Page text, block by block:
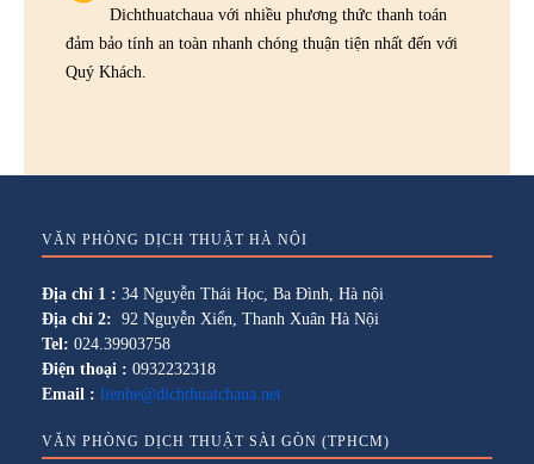
Dichthuatchaua với nhiều phương thức thanh toán
đảm bảo tính an toàn nhanh chóng thuận tiện nhất đến với
Quý Khách.
VĂN PHÒNG DỊCH THUẬT HÀ NỘI
Địa chỉ 1 : 34 Nguyễn Thái Học, Ba Đình, Hà nội
Địa chỉ 2: 92 Nguyễn Xiển, Thanh Xuân Hà Nội
Tel: 024.39903758
Điện thoại : 0932232318
Email : lienhe@dichthuatchaua.net
VĂN PHÒNG DỊCH THUẬT SÀI GÒN (TPHCM)